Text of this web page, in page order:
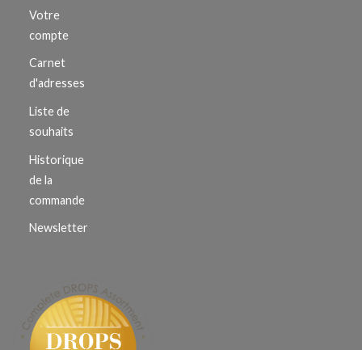
Votre
compte
Carnet
d'adresses
Liste de
souhaits
Historique
de la
commande
Newsletter